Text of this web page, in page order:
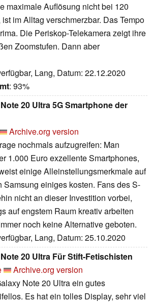
maximale Auflösung nicht bei 120
im Alltag verschmerzbar. Das Tempo
Die Periskop-Telekamera zeigt ihre
Zoomstufen. Dann aber
Lang, Datum: 22.12.2020
: 93%
20 Ultra 5G Smartphone der
Archive.org version
nochmals aufzugreifen: Man
1.000 Euro exzellente Smartphones,
einige Alleinstellungsmerkmale auf
Samsung einiges kosten. Fans des S-
nicht an dieser Investition vorbei,
auf engstem Raum kreativ arbeiten
noch keine Alternative geboten.
Lang, Datum: 25.10.2020
20 Ultra Für Stift-Fetischisten
Archive.org version
Note 20 Ultra ein gutes
Es hat ein tolles Display, sehr viel